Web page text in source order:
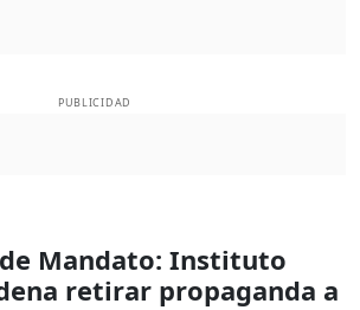
PUBLICIDAD
Mandato: Instituto
retirar propaganda a